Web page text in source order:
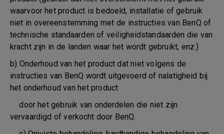
waarvoor het product is bedoeld, installatie of gebruik
niet in overeenstemming met de instructies van BenQ of
technische standaarden of veiligheidstandaarden die van
kracht zijn in de landen waar het wordt gebruikt, enz.)
b) Onderhoud van het product dat niet volgens de
instructies van BenQ wordt uitgevoerd of nalatigheid bij
het onderhoud van het product
door het gebruik van onderdelen die niet zijn
vervaardigd of verkocht door BenQ.